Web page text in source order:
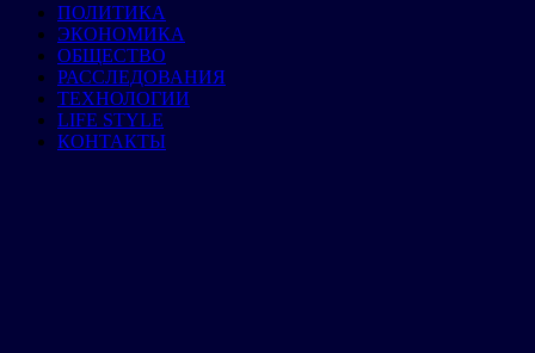
ПОЛИТИКА
ЭКОНОМИКА
ОБЩЕСТВО
РАССЛЕДОВАНИЯ
ТЕХНОЛОГИИ
LIFE STYLE
КОНТАКТЫ